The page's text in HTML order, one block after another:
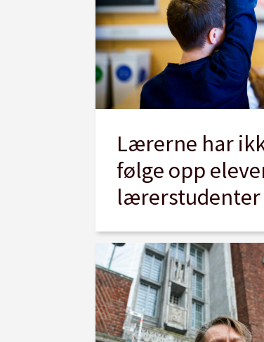
Lærerne har
følge opp
lærerstudenter